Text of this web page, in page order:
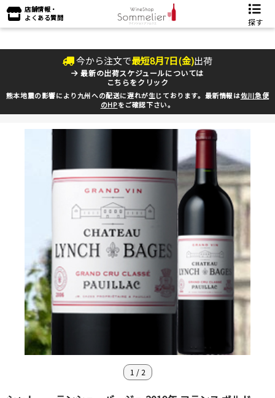
店舗情報・
よくある質問
探す
今から注文で最短8月7日(金)出荷
最新の出荷スケジュールについては
こちらをクリック
熊本地震の影響により九州への配送に遅れが生じております。最新情報は佐川急便
のHPをご確認下さい。
1 / 2